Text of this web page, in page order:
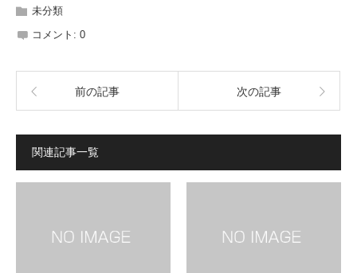
未分類
コメント: 0
前の記事 次の記事
関連記事一覧